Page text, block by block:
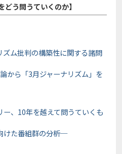
どう問うていくのか】
ム批判の構築性に関する諸問
から「3月ジャーナリズム」を
、10年を越えて問うていくも
けた番組群の分析─